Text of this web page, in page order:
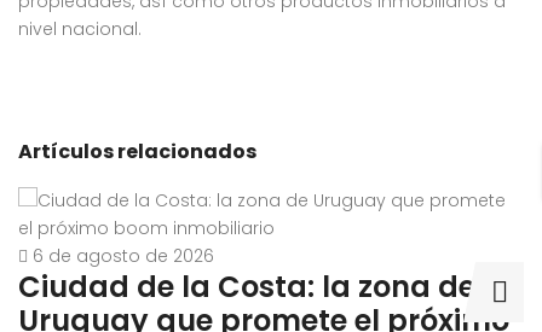
nivel nacional.
Artículos relacionados
6 de agosto de 2026
Ciudad de la Costa: la zona de
Uruguay que promete el próximo